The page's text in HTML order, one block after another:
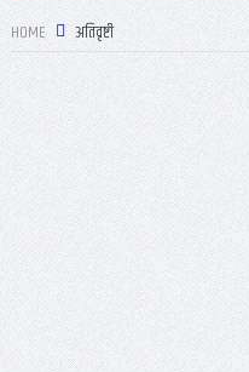
HOME अतिवृष्टी